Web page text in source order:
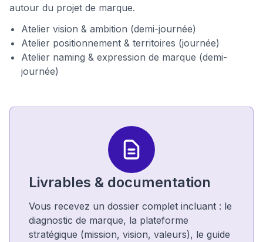
autour du projet de marque.
Atelier vision & ambition (demi-journée)
Atelier positionnement & territoires (journée)
Atelier naming & expression de marque (demi-
journée)
Livrables & documentation
Vous recevez un dossier complet incluant : le
diagnostic de marque, la plateforme
stratégique (mission, vision, valeurs), le guide